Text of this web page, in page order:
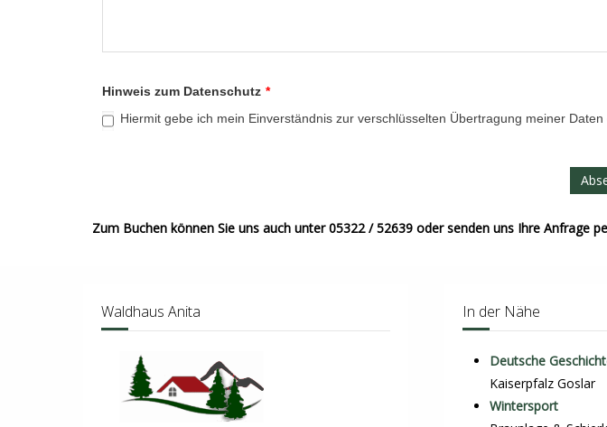
Hinweis zum Datenschutz *
Hiermit gebe ich mein Einverständnis zur verschlüsselten Übertragung meiner
Zum Buchen können Sie uns auch unter 05322 / 52639 oder senden uns Ihre Anfrage
Waldhaus Anita In der Nähe
Deutsche
Kaiserpfalz Goslar
Wintersport